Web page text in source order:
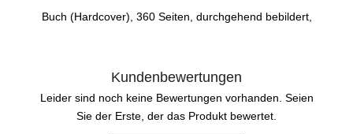
Buch (Hardcover), 360 Seiten, durchgehend bebildert,
Kundenbewertungen
Leider sind noch keine Bewertungen vorhanden. Seien
Sie der Erste, der das Produkt bewertet.